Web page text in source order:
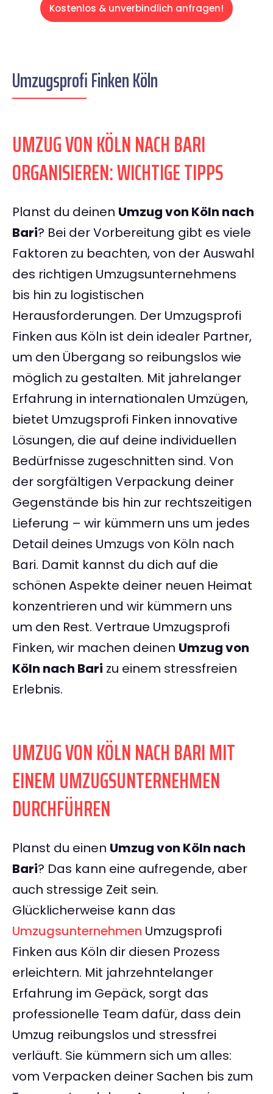
Kostenlos & unverbindlich anfragen!
Umzugsprofi Finken Köln
UMZUG VON KÖLN NACH BARI
ORGANISIEREN: WICHTIGE TIPPS
Planst du deinen Umzug von Köln nach
Bari? Bei der Vorbereitung gibt es viele
Faktoren zu beachten, von der Auswahl
des richtigen Umzugsunternehmens
bis hin zu logistischen
Herausforderungen. Der Umzugsprofi
Finken aus Köln ist dein idealer Partner,
um den Übergang so reibungslos wie
möglich zu gestalten. Mit jahrelanger
Erfahrung in internationalen Umzügen,
bietet Umzugsprofi Finken innovative
Lösungen, die auf deine individuellen
Bedürfnisse zugeschnitten sind. Von
der sorgfältigen Verpackung deiner
Gegenstände bis hin zur rechtszeitigen
Lieferung – wir kümmern uns um jedes
Detail deines Umzugs von Köln nach
Bari. Damit kannst du dich auf die
schönen Aspekte deiner neuen Heimat
konzentrieren und wir kümmern uns
um den Rest. Vertraue Umzugsprofi
Finken, wir machen deinen Umzug von
Köln nach Bari zu einem stressfreien
Erlebnis.
UMZUG VON KÖLN NACH BARI MIT
EINEM UMZUGSUNTERNEHMEN
DURCHFÜHREN
Planst du einen Umzug von Köln nach
Bari? Das kann eine aufregende, aber
auch stressige Zeit sein.
Glücklicherweise kann das
Umzugsunternehmen Umzugsprofi
Finken aus Köln dir diesen Prozess
erleichtern. Mit jahrzehntelanger
Erfahrung im Gepäck, sorgt das
professionelle Team dafür, dass dein
Umzug reibungslos und stressfrei
verläuft. Sie kümmern sich um alles:
vom Verpacken deiner Sachen bis zum